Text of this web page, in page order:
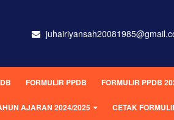
FORMULIR PPDB FORMULIR PPDB
AJARAN 2024/2025 CETAK